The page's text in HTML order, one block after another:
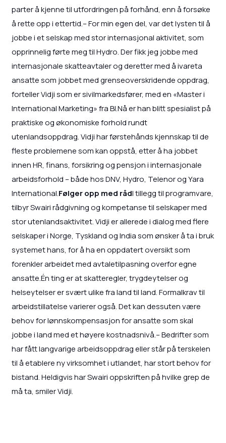
parter å kjenne til utfordringen på forhånd, enn å forsøke
å rette opp i ettertid.– For min egen del, var det lysten til å
jobbe i et selskap med stor internasjonal aktivitet, som
opprinnelig førte meg til Hydro. Der fikk jeg jobbe med
internasjonale skatteavtaler og deretter med å ivareta
ansatte som jobbet med grenseoverskridende oppdrag,
forteller Vidji som er sivilmarkedsfører, med en «Master i
International Marketing» fra BI.Nå er han blitt spesialist på
praktiske og økonomiske forhold rundt
utenlandsoppdrag. Vidji har førstehånds kjennskap til de
fleste problemene som kan oppstå, etter å ha jobbet
innen HR, finans, forsikring og pensjon i internasjonale
arbeidsforhold – både hos DNV, Hydro, Telenor og Yara
International.Følger opp med rådI tillegg til programvare,
tilbyr Swairi rådgivning og kompetanse til selskaper med
stor utenlandsaktivitet. Vidji er allerede i dialog med flere
selskaper i Norge, Tyskland og India som ønsker å ta i bruk
systemet hans, for å ha en oppdatert oversikt som
forenkler arbeidet med avtaletilpasning overfor egne
ansatte.Én ting er at skatteregler, trygdeytelser og
helseytelser er svært ulike fra land til land. Formalkrav til
arbeidstillatelse varierer også. Det kan dessuten være
behov for lønnskompensasjon for ansatte som skal
jobbe i land med et høyere kostnadsnivå.– Bedrifter som
har fått langvarige arbeidsoppdrag eller står på terskelen
til å etablere ny virksomhet i utlandet, har stort behov for
bistand. Heldigvis har Swairi oppskriften på hvilke grep de
må ta, smiler Vidji.